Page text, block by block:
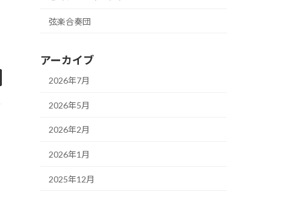
弦楽合奏団
アーカイブ
2026年7月
2026年5月
2026年2月
2026年1月
2025年12月